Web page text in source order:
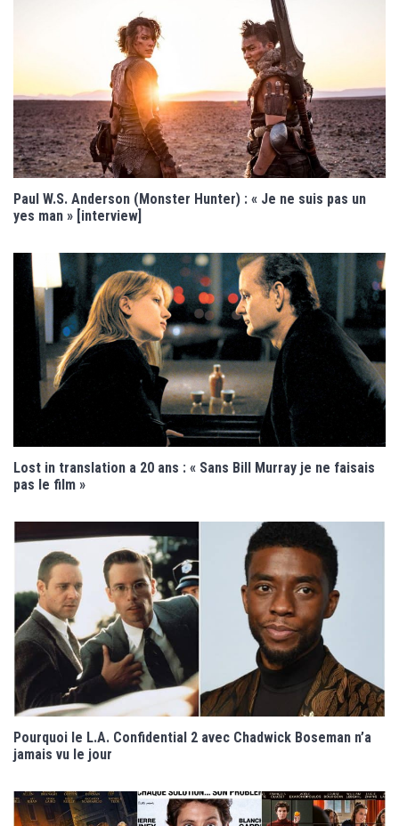
Paul W.S. Anderson (Monster Hunter) : « Je ne suis pas un
yes man » [interview]
Lost in translation a 20 ans : « Sans Bill Murray je ne faisais
pas le film »
Pourquoi le L.A. Confidential 2 avec Chadwick Boseman n’a
jamais vu le jour